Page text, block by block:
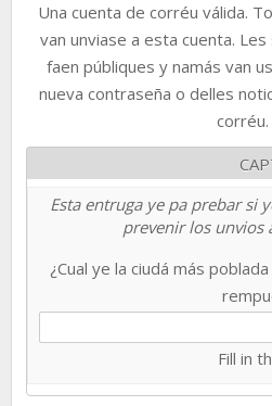
Una cuenta de corréu válida.
van unviase a esta cuenta.
faen públiques y namás van
nueva contraseña o delles
corréu.
Esta entruga ye pa prebar si
prevenir los unvios
¿Cual ye la ciudá más
Fill in